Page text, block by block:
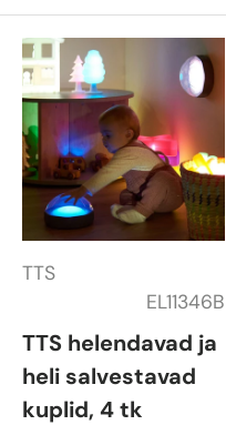
TTS
EL11346B
TTS helendavad ja
heli salvestavad
kuplid, 4 tk